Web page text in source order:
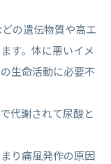
の遺伝物質や高エ
す。体に悪いイメ
生命活動に必要不
代謝されて尿酸と
り痛風発作の原因